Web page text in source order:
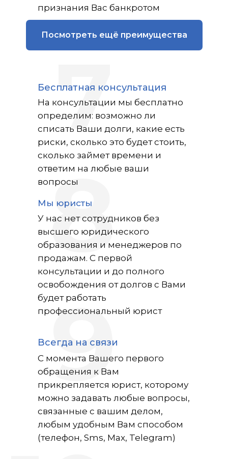
признания Вас банкротом
Посмотреть ещё преимущества
9
8
7
Бесплатная консультация
Мы юристы
Всегда на связи
На консультации мы бесплатно
определим: возможно ли
списать Ваши долги, какие есть
риски, сколько это будет стоить,
сколько займет времени и
ответим на любые ваши
вопросы
У нас нет сотрудников без
высшего юридического
образования и менеджеров по
продажам. С первой
консультации и до полного
освобождения от долгов с Вами
будет работать
профессиональный юрист
С момента Вашего первого
обращения к Вам
прикрепляется юрист, которому
можно задавать любые вопросы,
связанные с вашим делом,
любым удобным Вам способом
(телефон, Sms, Max, Telegram)